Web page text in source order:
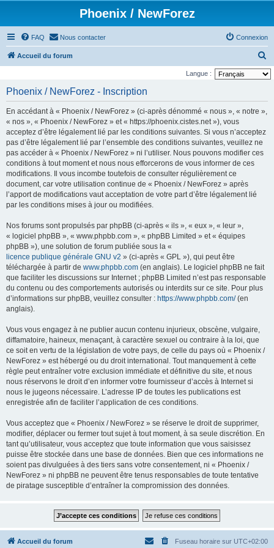
Phoenix / NewForez
FAQ Nous contacter Connexion
Accueil du forum
e
Langue :
Phoenix / NewForez - Inscription
En accédant à « Phoenix / NewForez » (ci-après dénommé « nous », « notre »,
« nos », « Phoenix / NewForez » et « https://phoenix.cistes.net »), vous
acceptez d’être légalement lié par les conditions suivantes. Si vous n’acceptez
pas d’être légalement lié par l’ensemble des conditions suivantes, veuillez ne
pas accéder à « Phoenix / NewForez » ni l’utiliser. Nous pouvons modifier ces
conditions à tout moment et nous nous efforcerons de vous informer de ces
modifications. Il vous incombe toutefois de consulter régulièrement ce
document, car votre utilisation continue de « Phoenix / NewForez » après
l’apport de modifications vaut acceptation de votre part d’être légalement lié
par les conditions mises à jour ou modifiées.
Nos forums sont propulsés par phpBB (ci-après « ils », « eux », « leur »,
« logiciel phpBB », « www.phpbb.com », « phpBB Limited » et « équipes
phpBB »), une solution de forum publiée sous la «
licence publique générale GNU v2 » (ci-après « GPL »), qui peut être
téléchargée à partir de www.phpbb.com (en anglais). Le logiciel phpBB ne fait
que faciliter les discussions sur Internet ; phpBB Limited n’est pas responsable
du contenu ou des comportements autorisés ou interdits sur ce site. Pour plus
d’informations sur phpBB, veuillez consulter : https://www.phpbb.com/(en
anglais).
Vous vous engagez à ne publier aucun contenu injurieux, obscène, vulgaire,
diffamatoire, haineux, menaçant, à caractère sexuel ou contraire à la loi, que
ce soit en vertu de la législation de votre pays, de celle du pays où « Phoenix /
NewForez » est hébergé ou du droit international. Tout manquement à cette
règle peut entraîner votre exclusion immédiate et définitive du site, et nous
nous réservons le droit d’en informer votre fournisseur d’accès à Internet si
nous le jugeons nécessaire. L’adresse IP de toutes les publications est
enregistrée afin de faciliter l’application de ces conditions.
Vous acceptez que « Phoenix / NewForez » se réserve le droit de supprimer,
modifier, déplacer ou fermer tout sujet à tout moment, à sa seule discrétion. En
tant qu’utilisateur, vous acceptez que toute information que vous saisissez
puisse être stockée dans une base de données. Bien que ces informations ne
soient pas divulguées à des tiers sans votre consentement, ni « Phoenix /
NewForez » ni phpBB ne peuvent être tenus responsables de toute tentative
de piratage susceptible d’entraîner la compromission des données.
Accueil du forum Fuseau horaire sur UTC+02:00